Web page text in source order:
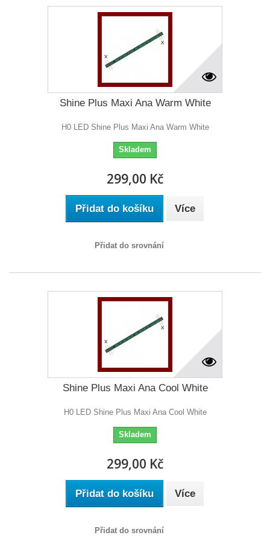
Shine Plus Maxi Ana Warm White
H0 LED Shine Plus Maxi Ana Warm White
Skladem
299,00 Kč
Přidat do košíku Více
Přidat do srovnání
Shine Plus Maxi Ana Cool White
H0 LED Shine Plus Maxi Ana Cool White
Skladem
299,00 Kč
Přidat do košíku Více
Přidat do srovnání